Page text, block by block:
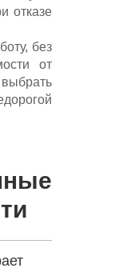
отказе
без
от